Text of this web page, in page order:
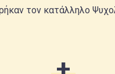
τον κατάλληλο